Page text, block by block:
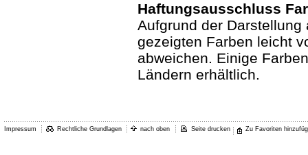
Haftungsausschluss
Aufgrund der
gezeigten Farben leicht
abweichen. Einige
Ländern erhältlich.
Impressum Rechtliche Grundlagen nach oben Seite drucken Zu Favoriten